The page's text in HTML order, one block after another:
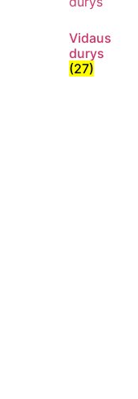
Vidaus
durys
(27)